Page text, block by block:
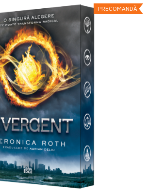
PRECOMANDĂ